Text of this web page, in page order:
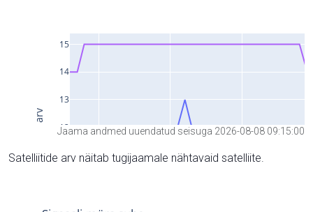
Jaama andmed uuendatud seisuga 2026-08-08 09:15:00
Satelliitide arv näitab tugijaamale nähtavaid satelliite.